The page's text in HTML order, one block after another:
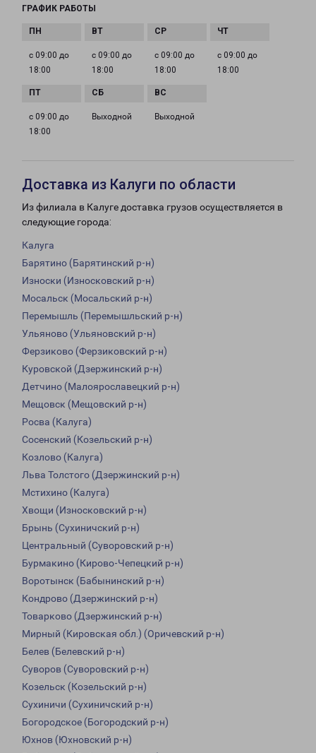
ГРАФИК РАБОТЫ
с 09:00 до
18:00
с 09:00 до
18:00
с 09:00 до
18:00
с 09:00 до
18:00
с 09:00 до
18:00
Выходной Выходной
Доставка из Калуги по области
Из филиала в Калуге доставка грузов осуществляется в
следующие города:
Калуга
Барятино (Барятинский р-н)
Износки (Износковский р-н)
Мосальск (Мосальский р-н)
Перемышль (Перемышльский р-н)
Ульяново (Ульяновский р-н)
Ферзиково (Ферзиковский р-н)
Куровской (Дзержинский р-н)
Детчино (Малоярославецкий р-н)
Мещовск (Мещовский р-н)
Росва (Калуга)
Сосенский (Козельский р-н)
Козлово (Калуга)
Льва Толстого (Дзержинский р-н)
Мстихино (Калуга)
Хвощи (Износковский р-н)
Брынь (Сухиничский р-н)
Центральный (Суворовский р-н)
Бурмакино (Кирово-Чепецкий р-н)
Воротынск (Бабынинский р-н)
Кондрово (Дзержинский р-н)
Товарково (Дзержинский р-н)
Мирный (Кировская обл.) (Оричевский р-н)
Белев (Белевский р-н)
Суворов (Суворовский р-н)
Козельск (Козельский р-н)
Сухиничи (Сухиничский р-н)
Богородское (Богородский р-н)
Юхнов (Юхновский р-н)